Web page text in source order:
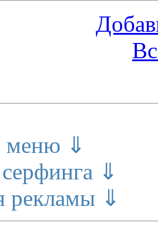
меню ⇓
⇓
рекламы ⇓